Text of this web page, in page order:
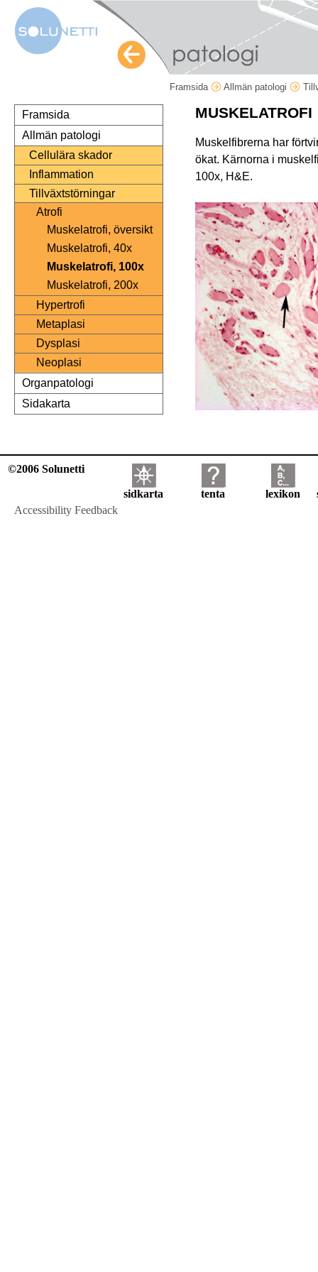
Framsida Allmän patologi
Framsida
Allmän patologi
Cellulära skador
Inflammation
Tillväxtstörningar
Atrofi
Muskelatrofi, översikt
Muskelatrofi, 40x
Muskelatrofi, 100x
Muskelatrofi, 200x
Hypertrofi
Metaplasi
Dysplasi
Neoplasi
Organpatologi
Sidakarta
MUSKELATROFI
Muskelfibrerna har
ökat. Kärnorna i
100x, H&E.
©2006 Solunetti
sidkarta tenta lexikon
Accessibility Feedback